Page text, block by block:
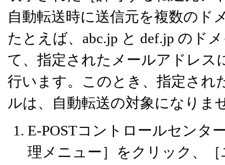
自動転送時に送信元を複数のド
たとえば、abc.jp と def.jp のド
て、指定されたメールアドレス
行います。このとき、指定され
ルは、自動転送の対象になりま
E-POSTコントロールセンタ
理メニュー］をクリック、